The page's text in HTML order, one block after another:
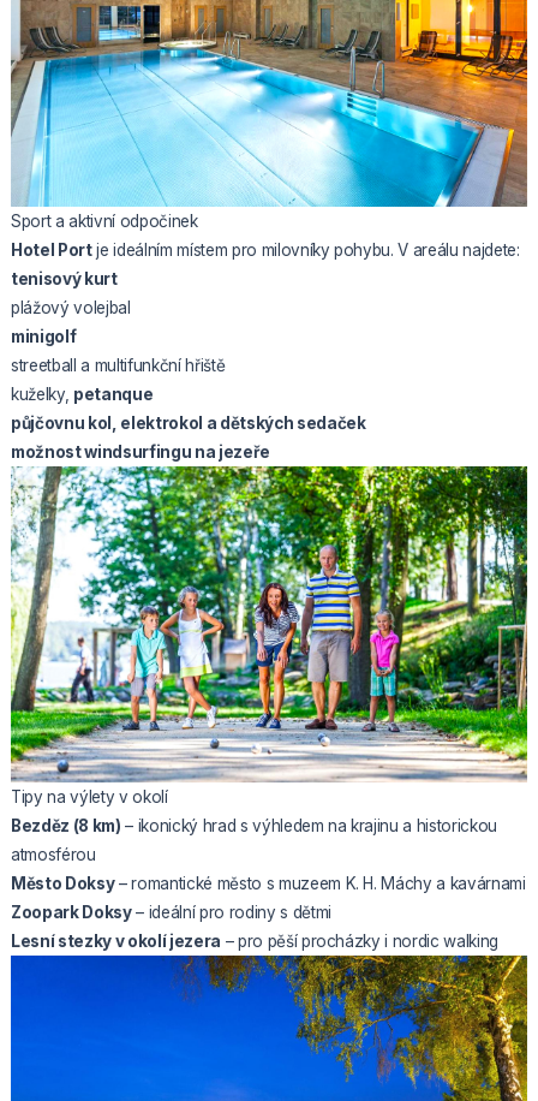
Sport a aktivní odpočinek
Hotel Portje ideálním místem pro milovníky pohybu. V areálu najdete:
tenisový kurt
plážový volejbal
minigolf
streetball a multifunkční hřiště
kuželky, petanque
půjčovnu kol, elektrokol a dětských sedaček
možnost windsurfingu na jezeře
Tipy na výlety v okolí
Bezděz (8 km) – ikonický hrad s výhledem na krajinu a historickou
atmosférou
Město Doksy– romantické město s muzeem K. H. Máchy a kavárnami
Zoopark Doksy– ideální pro rodiny s dětmi
Lesní stezky v okolí jezera – pro pěší procházky i nordic walking